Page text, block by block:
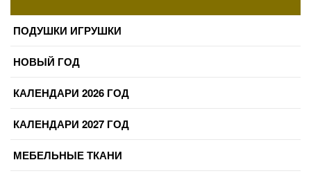
ПОДУШКИ ИГРУШКИ
НОВЫЙ ГОД
КАЛЕНДАРИ 2026 ГОД
КАЛЕНДАРИ 2027 ГОД
МЕБЕЛЬНЫЕ ТКАНИ